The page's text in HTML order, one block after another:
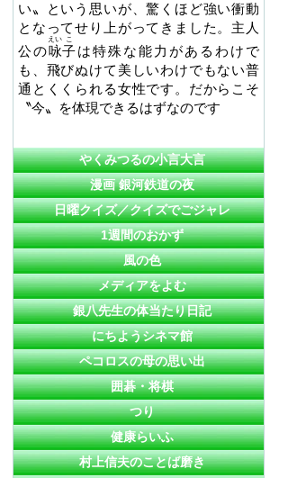
い〟という思いが、驚くほど強い衝動
となってせり上がってきました。主人
公の咏
えい
子
こ
は特殊な能力があるわけで
も、飛びぬけて美しいわけでもない普
通とくくられる女性です。だからこそ
〝今〟を体現できるはずなのです
やくみつるの小言大言
漫画 銀河鉄道の夜
日曜クイズ／クイズでごジャレ
1週間のおかず
風の色
メディアをよむ
銀八先生の体当たり日記
にちようシネマ館
ペコロスの母の思い出
囲碁・将棋
つり
健康らいふ
村上信夫のことば磨き